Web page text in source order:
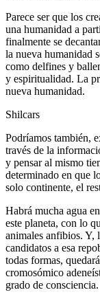
Parece ser que los
una humanidad a
finalmente se
la nueva humanidad
como delfines y
y espiritualidad. La
nueva humanidad.
Shilcars
Podríamos también,
través de la
y pensar al mismo
determinado en que
solo continente, el
Habrá mucha agua
este planeta, con lo
animales anfibios. Y,
candidatos a esa
todas formas,
cromosómico
grado de consciencia.